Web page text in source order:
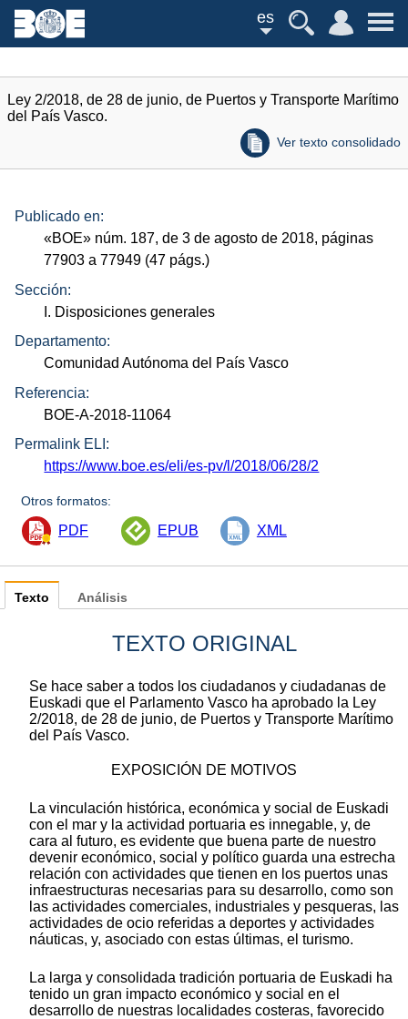
es
Ley 2/2018, de 28 de junio, de Puertos y Transporte Marítimo
del País Vasco.
Ver texto consolidado
Publicado en:
«BOE» núm. 187, de 3 de agosto de 2018, páginas
77903 a 77949 (47 págs.)
Sección:
I. Disposiciones generales
Departamento:
Comunidad Autónoma del País Vasco
Referencia:
BOE-A-2018-11064
Permalink ELI:
https://www.boe.es/eli/es-pv/l/2018/06/28/2
Otros formatos:
PDF EPUB XML
Texto
TEXTO ORIGINAL
Se hace saber a todos los ciudadanos y ciudadanas de
Euskadi que el Parlamento Vasco ha aprobado la Ley
2/2018, de 28 de junio, de Puertos y Transporte Marítimo
del País Vasco.
EXPOSICIÓN DE MOTIVOS
La vinculación histórica, económica y social de Euskadi
con el mar y la actividad portuaria es innegable, y, de
cara al futuro, es evidente que buena parte de nuestro
devenir económico, social y político guarda una estrecha
relación con actividades que tienen en los puertos unas
infraestructuras necesarias para su desarrollo, como son
las actividades comerciales, industriales y pesqueras, las
actividades de ocio referidas a deportes y actividades
náuticas, y, asociado con estas últimas, el turismo.
La larga y consolidada tradición portuaria de Euskadi ha
tenido un gran impacto económico y social en el
desarrollo de nuestras localidades costeras, favorecido
Análisis